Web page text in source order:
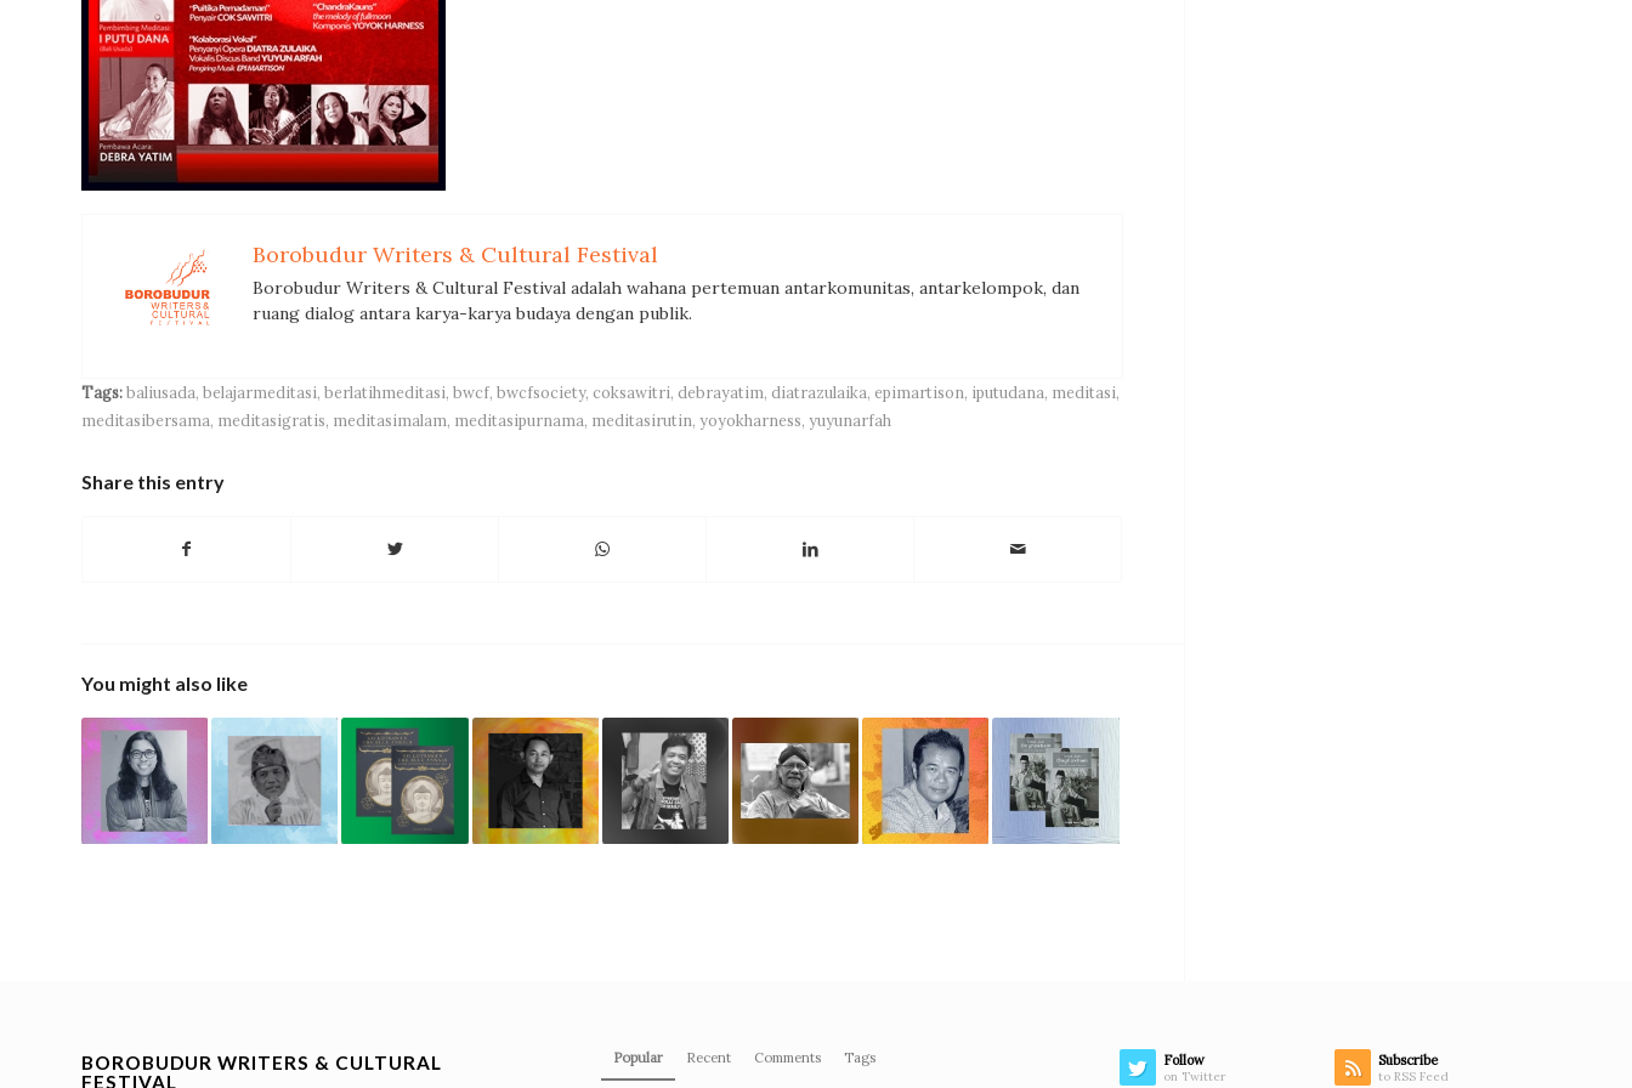
Borobudur Writers & Cultural Festival
Borobudur Writers & Cultural Festival adalah wahana pertemuan antarkomunitas, antarkelompok, dan
ruang dialog antara karya-karya budaya dengan publik.
Tags:baliusada, belajarmeditasi, berlatihmeditasi, bwcf, bwcfsociety, coksawitri, debrayatim, diatrazulaika, epimartison, iputudana, meditasi,
meditasibersama, meditasigratis, meditasimalam, meditasipurnama, meditasirutin, yoyokharness, yuyunarfah
Share this entry
You might also like
BOROBUDUR WRITERS & CULTURAL
FESTIVAL
Popular Recent Comments Tags Follow
on Twitter
Subscribe
to RSS Feed